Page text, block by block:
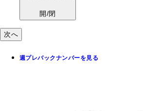
開/閉
次へ
週プレバックナンバーを見る